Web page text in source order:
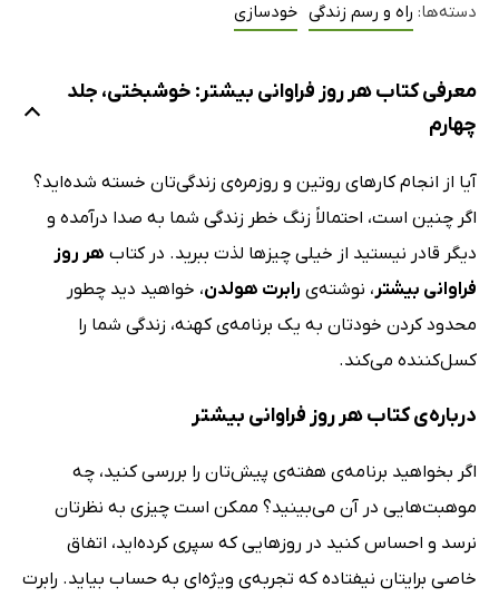
دسته‌ها: راه و رسم زندگی خودسازی
معرفی کتاب هر روز فراوانی بیشتر: خوشبختی، جلد
چهارم
آیا از انجام کارهای روتین و روزمره‌ی زندگی‌تان خسته شده‌اید؟
اگر چنین است، احتمالاً زنگ خطر زندگی شما به صدا درآمده و
دیگر قادر نیستید از خیلی چیزها لذت ببرید. در کتاب هر روز
فراوانی بیشتر، نوشته‌ی رابرت هولدن، خواهید دید چطور
محدود کردن خودتان به یک برنامه‌ی کهنه، زندگی شما را
کسل‌کننده می‌کند.
درباره‌ی کتاب هر روز فراوانی بیشتر
اگر بخواهید برنامه‌ی هفته‌ی پیش‌تان را بررسی کنید، چه
موهبت‌هایی در آن می‌بینید؟ ممکن است چیزی به نظرتان
نرسد و احساس کنید در روزهایی که سپری کرده‌اید، اتفاق
خاصی برایتان نیفتاده که تجربه‌ی ویژه‌ای به حساب بیاید. رابرت